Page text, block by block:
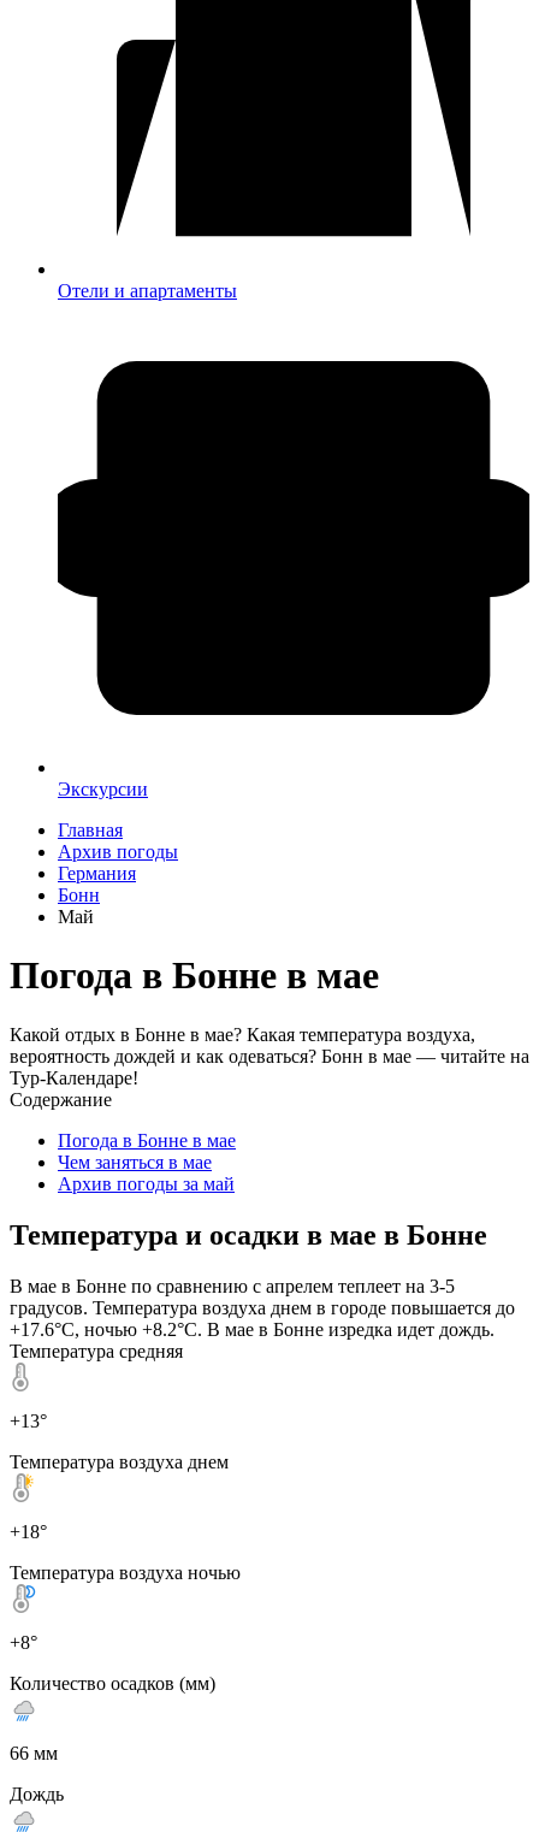
Отели и апартаменты
Экскурсии
Главная
Архив погоды
Германия
Бонн
Май
Погода в Бонне в мае
Какой отдых в Бонне в мае? Какая температура воздуха,
вероятность дождей и как одеваться? Бонн в мае — читайте на
Тур-Календаре!
Содержание
Погода в Бонне в мае
Чем заняться в мае
Архив погоды за май
Температура и осадки в мае в Бонне
В мае в Бонне по сравнению с апрелем теплеет на 3-5
градусов. Температура воздуха днем в городе повышается до
+17.6°C, ночью +8.2°C. В мае в Бонне изредка идет дождь.
Температура средняя
+13°
Температура воздуха днем
+18°
Температура воздуха ночью
+8°
Количество осадков (мм)
66 мм
Дождь